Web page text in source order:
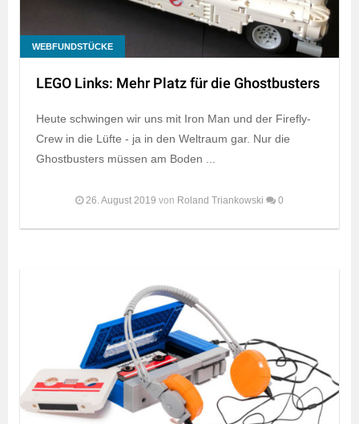
WEBFUNDSTÜCKE
LEGO Links: Mehr Platz für die Ghostbusters
Heute schwingen wir uns mit Iron Man und der Firefly-
Crew in die Lüfte - ja in den Weltraum gar. Nur die
Ghostbusters müssen am Boden ...
26. August 2019 von Roland Triankowski 0